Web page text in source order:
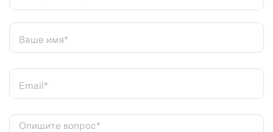
Ваше имя*
Email*
Опишите вопрос*